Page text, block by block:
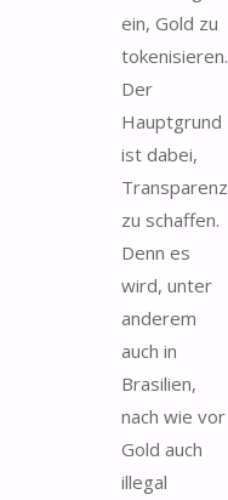
ein, Gold zu
tokenisieren.
Der
Hauptgrund
ist dabei,
Transparenz
zu schaffen.
Denn es
wird, unter
anderem
auch in
Brasilien,
nach wie vor
Gold auch
illegal